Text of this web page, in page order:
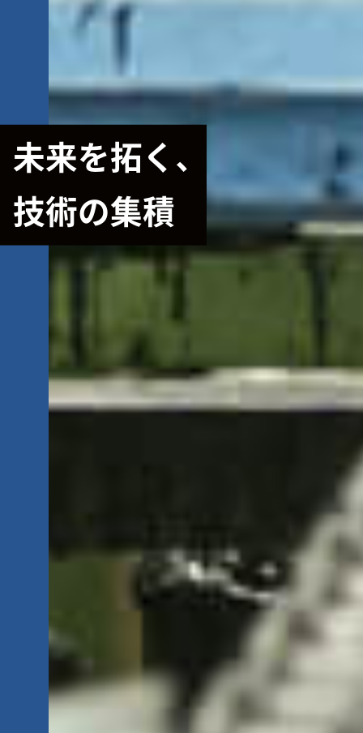
未来を拓く、
技術の集積